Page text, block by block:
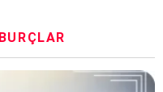
BURÇLAR